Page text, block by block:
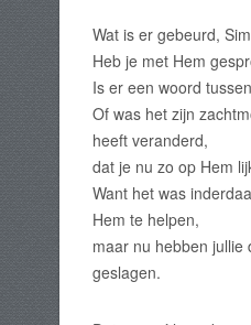
Wat is er gebeurd,
Heb je met Hem
Is er een woord
Of was het zijn
heeft veranderd,
dat je nu zo op Hem
Want het was
Hem te helpen,
maar nu hebben
geslagen.